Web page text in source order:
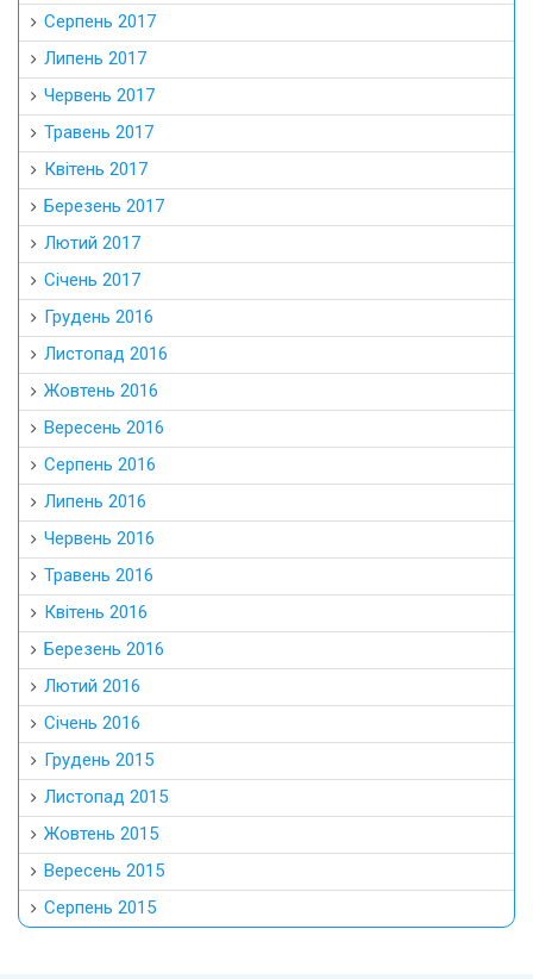
Серпень 2017
Липень 2017
Червень 2017
Травень 2017
Квітень 2017
Березень 2017
Лютий 2017
Січень 2017
Грудень 2016
Листопад 2016
Жовтень 2016
Вересень 2016
Серпень 2016
Липень 2016
Червень 2016
Травень 2016
Квітень 2016
Березень 2016
Лютий 2016
Січень 2016
Грудень 2015
Листопад 2015
Жовтень 2015
Вересень 2015
Серпень 2015